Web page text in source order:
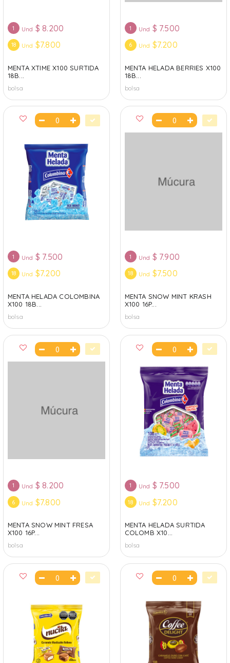
1 Und $ 8.200
18 Und $7.800
MENTA XTIME X100 SURTIDA
18B...
bolsa
1 Und $ 7.500
6 Und $7.200
MENTA HELADA BERRIES X100
18B...
bolsa
1 Und $ 7.500
18 Und $7.200
MENTA HELADA COLOMBINA
X100 18B...
bolsa
1 Und $ 7.900
18 Und $7.500
MENTA SNOW MINT KRASH
X100 16P...
bolsa
1 Und $ 8.200
6 Und $7.800
MENTA SNOW MINT FRESA
X100 16P...
bolsa
1 Und $ 7.500
18 Und $7.200
MENTA HELADA SURTIDA
COLOMB X10...
bolsa